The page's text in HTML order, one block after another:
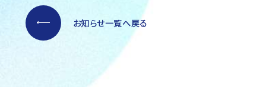
お知らせ一覧へ戻る